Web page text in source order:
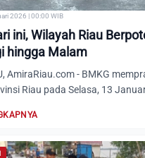
2026 | 00:00 WIB
ini, Wilayah Riau
hingga Malam
AmiraRiau.com - BMKG
Riau pada Selasa, 13